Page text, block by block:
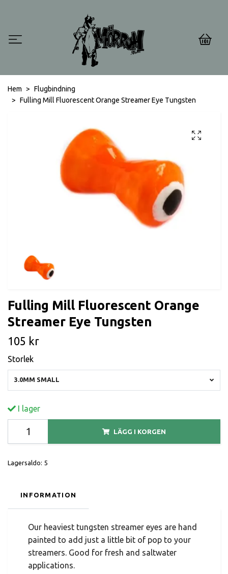
0
Hem
Flugbindning
Fulling Mill Fluorescent Orange Streamer Eye Tungsten
Fulling Mill Fluorescent Orange
Streamer Eye Tungsten
105 kr
Storlek
3.0MM SMALL
I lager
LÄGG I KORGEN
Lagersaldo: 5
INFORMATION
Our heaviest tungsten streamer eyes are hand
painted to add just a little bit of pop to your
streamers. Good for fresh and saltwater
applications.